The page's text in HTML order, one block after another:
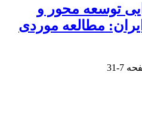
توسعه محور و
مطالعه موردی
7-31